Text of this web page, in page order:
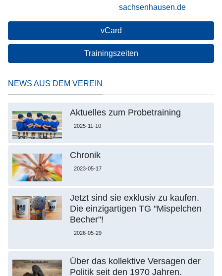
sachsenhausen.de
vCard
Trainingszeiten
NEWS AUS DEM VEREIN
Aktuelles zum Probetraining
2025-11-10
Chronik
2023-05-17
Jetzt sind sie exklusiv zu kaufen.
Die einzigartigen TG "Mispelchen
Becher"!
2026-05-29
Über das kollektive Versagen der
Politik seit den 1970 Jahren.